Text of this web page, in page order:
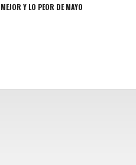
Y LO PEOR DE MAYO